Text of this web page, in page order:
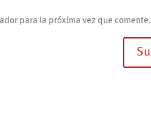
para la próxima vez que comente.